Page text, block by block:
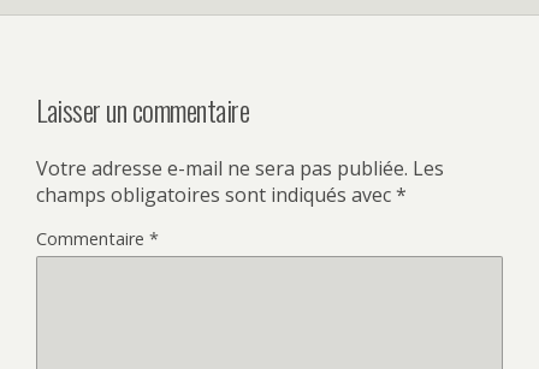
Laisser un commentaire
Votre adresse e-mail ne sera pas publiée. Les
champs obligatoires sont indiqués avec*
Commentaire *